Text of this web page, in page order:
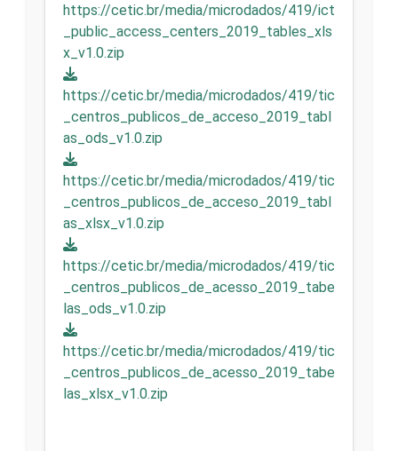
https://cetic.br/media/microdados/419/ict
_public_access_centers_2019_tables_xls
x_v1.0.zip
https://cetic.br/media/microdados/419/tic
_centros_publicos_de_acceso_2019_tabl
as_ods_v1.0.zip
https://cetic.br/media/microdados/419/tic
_centros_publicos_de_acceso_2019_tabl
as_xlsx_v1.0.zip
https://cetic.br/media/microdados/419/tic
_centros_publicos_de_acesso_2019_tabe
las_ods_v1.0.zip
https://cetic.br/media/microdados/419/tic
_centros_publicos_de_acesso_2019_tabe
las_xlsx_v1.0.zip